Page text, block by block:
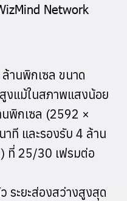
Network
ล้านพิกเซล ขนาด
งแม้ในสภาพแสงน้อย
พิกเซล (2592 ×
ที และรองรับ 4 ล้าน
ที่ 25/30 เฟรมต่อ
ระยะส่องสว่างสูงสุด